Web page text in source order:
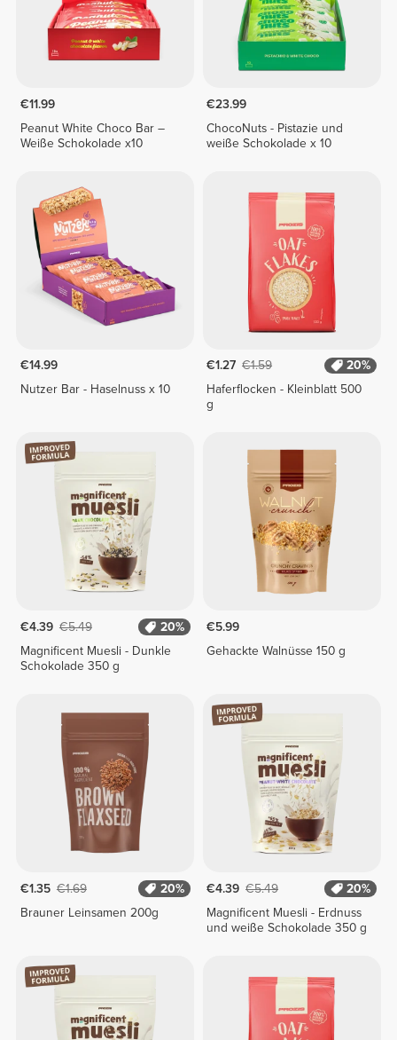
€11.99
Peanut White Choco Bar –
Weiße Schokolade x10
€23.99
ChocoNuts - Pistazie und
weiße Schokolade x 10
€14.99
Nutzer Bar - Haselnuss x 10
€1.27 €1.59
20%
Haferflocken - Kleinblatt 500
g
€4.39 €5.49
20%
Magnificent Muesli - Dunkle
Schokolade 350 g
€5.99
Gehackte Walnüsse 150 g
€1.35 €1.69
20%
Brauner Leinsamen 200g
€4.39 €5.49
20%
Magnificent Muesli - Erdnuss
und weiße Schokolade 350 g